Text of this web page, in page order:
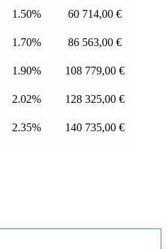
1.50%
60 714,00 €
1.70%
86 563,00 €
1.90%
108 779,00 €
2.02%
128 325,00 €
2.35% 140 735,00 €